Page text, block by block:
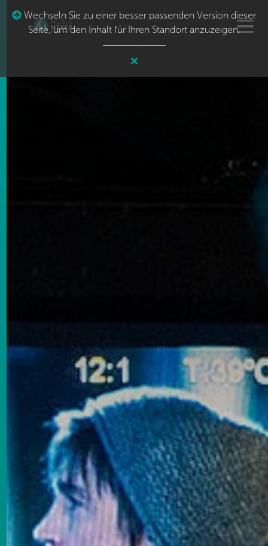
Wechseln Sie zu einer besser passenden Version dieser
Seite, um den Inhalt für Ihren Standort anzuzeigen.